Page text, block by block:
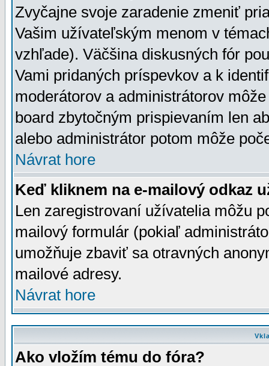
Zvyčajne svoje zaradenie zmeniť
Vašim užívateľským menom v
vzhľade). Väčšina diskusných fór
Vami pridaných príspevkov a k
moderátorov a administrátorov
board zbytočným prispievaním len
alebo administrátor potom môže
Návrat hore
Keď kliknem na e-mailový odkaz
Len zaregistrovaní užívatelia môžu
mailový formulár (pokiaľ
umožňuje zbaviť sa otravných
mailové adresy.
Návrat hore
Ako vložím tému do fóra?